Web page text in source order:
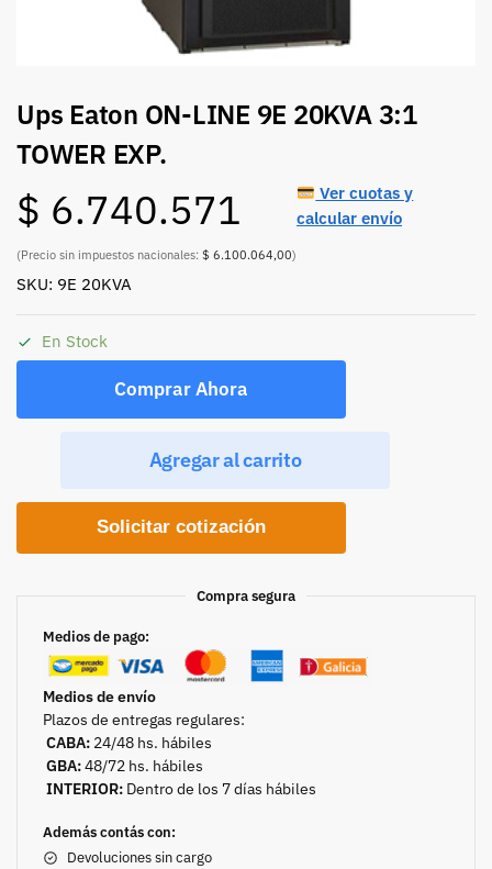
Ups Eaton ON-LINE 9E 20KVA 3:1
TOWER EXP.
$ 6.740.571
(Precio sin impuestos nacionales: $ 6.100.064,00)
Ver cuotas y
calcular envío
SKU: 9E 20KVA
En Stock
Comprar Ahora
Agregar al carrito
Solicitar cotización
Compra segura
Medios de pago:
Medios de envío
Plazos de entregas regulares:
CABA: 24/48 hs. hábiles
GBA:48/72 hs. hábiles
INTERIOR:Dentro de los 7 días hábiles
Además contás con:
Devoluciones sin cargo